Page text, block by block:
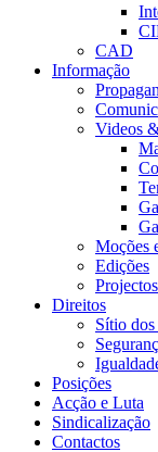
CAD
Informação
Videos
Moções
Edições
Projectos
Direitos
Sítio
Posições
Acção e Luta
Sindicalização
Contactos